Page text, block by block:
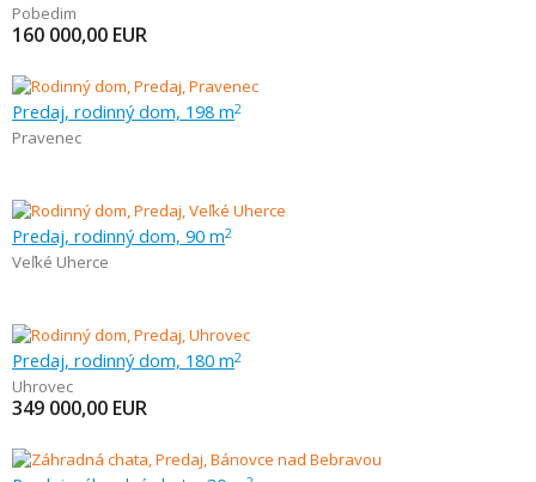
Pobedim
160 000,00 EUR
Predaj, rodinný dom, 198 m2
Pravenec
Predaj, rodinný dom, 90 m2
Veľké Uherce
Predaj, rodinný dom, 180 m2
Uhrovec
349 000,00 EUR